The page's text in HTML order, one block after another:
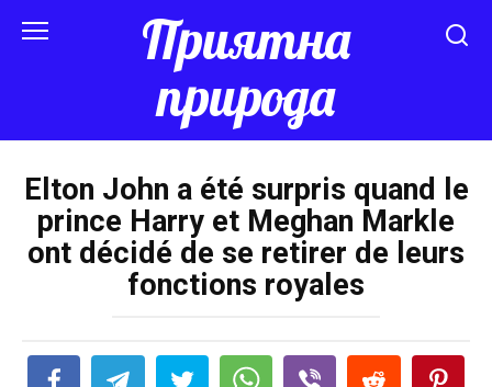
Приятна
природа
Elton John a été surpris quand le
prince Harry et Meghan Markle
ont décidé de se retirer de leurs
fonctions royales